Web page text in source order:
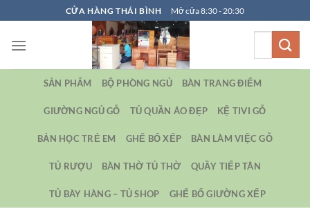
qua
nội
CỬA HÀNG THÁI BÌNH Mở cửa 8:30 - 20:30
SẢN PHẨM BỘ PHÒNG NGỦ BÀN TRANG ĐIỂM
GIƯỜNG NGỦ GỖ TỦ QUẦN ÁO ĐẸP KỆ TIVI GỖ
BẢN HỌC TRẺ EM GHẾ BỐ XẾP BÀN LÀM VIỆC GỖ
TỦ RƯỢU BÀN THỜ TỦ THỜ QUẦY TIẾP TÂN
TỦ BÀY HÀNG – TỦ SHOP GHẾ BỐ GIƯỜNG XẾP